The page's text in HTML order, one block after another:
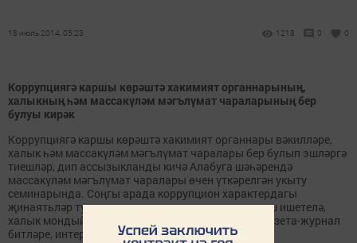
18 июль 2014, 05:23 1218 0 0
Коррупциягә каршы көрәштә хакимият органнарының,
халыкның һәм массакүләм мәгълүмат чараларының бер
булуы кирәк
Коррупциягә каршы көрәштә хакимият органнары вәкилләре,
халык һәм массакүләм мәгълүмат чаралары бер булып эшләргә
тиешләр, дип ассызыкланды кичә Алабуга шәһәрендә
массакүләм мәгълүмат чаралары өчен үткәрелгән укыту
семинарында. Соңгы арада коррупцион характердагы
җинаятьләр турында мәгълүмат чаралары аша еш ишетелә,
халык мондый очракларны нәкъ менә эфир һәм газета-журнал
битләре, интернет аша белә....